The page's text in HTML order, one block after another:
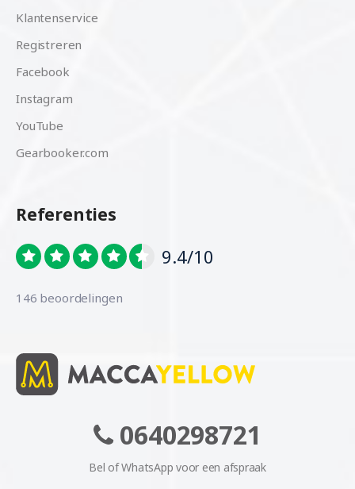
Klantenservice
Registreren
Facebook
Instagram
YouTube
Gearbooker.com
Referenties
9.4/10
146 beoordelingen
0640298721
Bel of WhatsApp voor een afspraak